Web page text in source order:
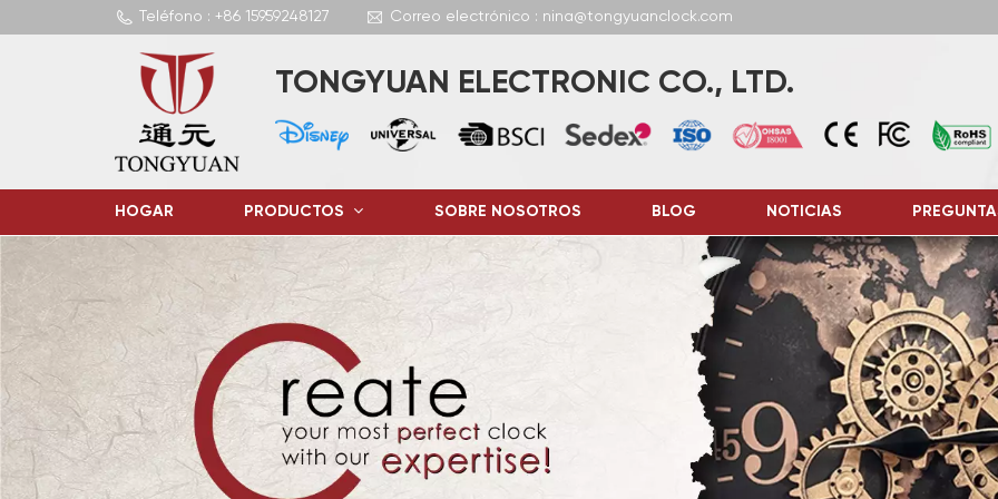
Teléfono : +86 15959248127 Correo electrónico : nina@tongyuanclock.com
TONGYUAN ELECTRONIC CO., LTD.
HOGAR PRODUCTOS SOBRE NOSOTROS BLOG NOTICIAS